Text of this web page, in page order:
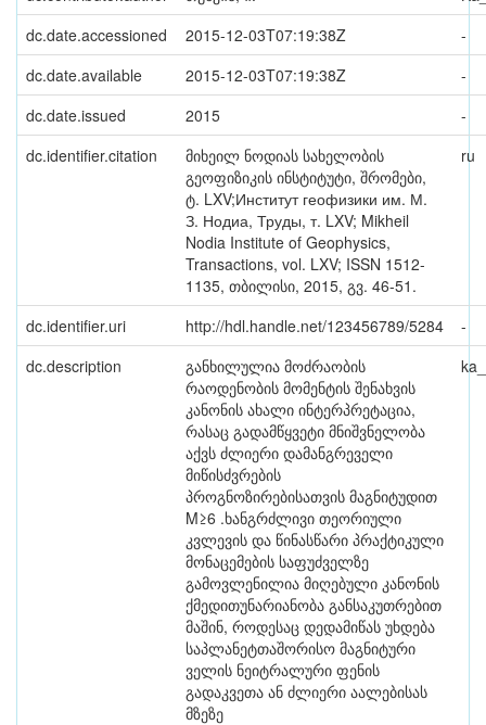
dc.date.accessioned
2015-12-03T07:19:38Z
-
dc.date.available
2015-12-03T07:19:38Z
-
dc.date.issued
2015
-
dc.identifier.citation
მიხეილ ნოდიას სახელობის
გეოფიზიკის ინსტიტუტი, შრომები,
ტ. LXV;Институт геофизики им. М.
З. Нодиа, Труды, т. LXV; Mikheil
Nodia Institute of Geophysics,
Transactions, vol. LXV; ISSN 1512-
1135, თბილისი, 2015, გვ. 46-51.
ru
dc.identifier.uri http://hdl.handle.net/123456789/5284
-
dc.description
განხილულია მოძრაობის
რაოდენობის მომენტის შენახვის
კანონის ახალი ინტერპრეტაცია,
რასაც გადამწყვეტი მნიშვნელობა
აქვს ძლიერი დამანგრეველი
მიწისძვრების
პროგნოზირებისათვის მაგნიტუდით
M≥6 .ხანგრძლივი თეორიული
კვლევის და წინასწარი პრაქტიკული
მონაცემების საფუძველზე
გამოვლენილია მიღებული კანონის
ქმედითუნარიანობა განსაკუთრებით
მაშინ, როდესაც დედამიწას უხდება
საპლანეტთაშორისო მაგნიტური
ველის ნეიტრალური ფენის
გადაკვეთა ან ძლიერი აალებისას
მზეზე